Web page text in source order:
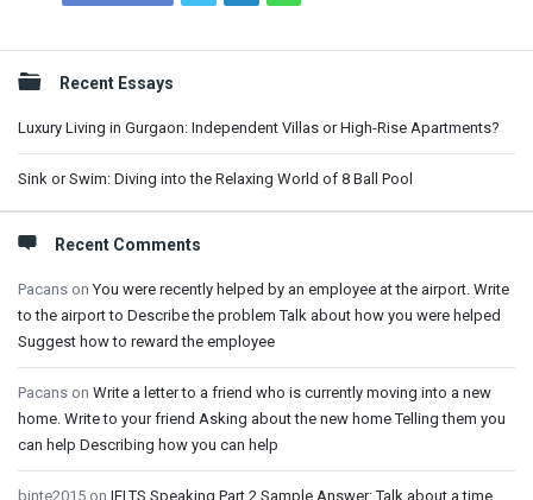
Sidebar
Recent Essays
Luxury Living in Gurgaon: Independent Villas or High-Rise Apartments?
Sink or Swim: Diving into the Relaxing World of 8 Ball Pool
Recent Comments
Pacans onYou were recently helped by an employee at the airport. Write
to the airport to Describe the problem Talk about how you were helped
Suggest how to reward the employee
Pacans on Write a letter to a friend who is currently moving into a new
home. Write to your friend Asking about the new home Telling them you
can help Describing how you can help
binte2015 on IELTS Speaking Part 2 Sample Answer: Talk about a time